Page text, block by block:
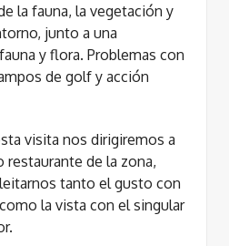
la fauna, la vegetación y
junto a una
y flora. Problemas con
de golf y acción
visita nos dirigiremos a
de la zona,
tanto el gusto con
la vista con el singular